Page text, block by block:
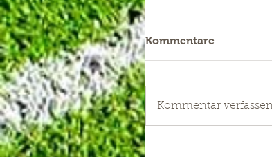
Kommentare
Kommentar